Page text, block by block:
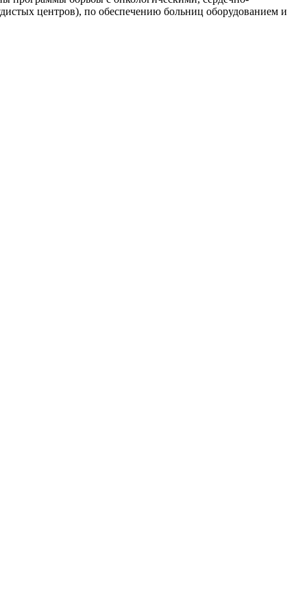
центров), по обеспечению больниц оборудованием и